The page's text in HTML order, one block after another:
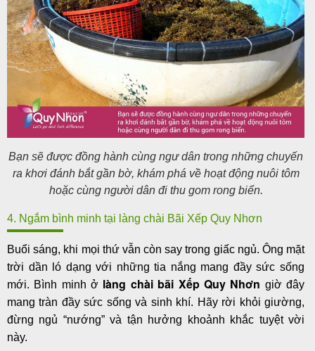
Bạn sẽ được đồng hành cùng ngư dân trong những chuyến
ra khơi đánh bắt gần bờ, khám phá về hoạt động nuôi tôm
hoặc cùng người dân đi thu gom rong biển.
4. Ngắm bình minh tại làng chài Bãi Xếp Quy Nhơn
Buổi sáng, khi mọi thứ vẫn còn say trong giấc ngủ. Ông mặt
trời dần ló dạng với những tia nắng mang đầy sức sống
mới. Bình minh ở làng chài bãi Xếp Quy Nhơn giờ đây
mang tràn đầy sức sống và sinh khí. Hãy rời khỏi giường,
đừng ngủ “nướng” và tận hưởng khoảnh khắc tuyệt vời
này.